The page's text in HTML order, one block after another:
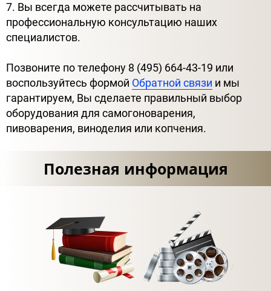
7. Вы всегда можете рассчитывать на
профессиональную консультацию наших
специалистов.
Позвоните по телефону 8 (495) 664-43-19 или
воспользуйтесь формой Обратной связи и мы
гарантируем, Вы сделаете правильный выбор
оборудования для самогоноварения,
пивоварения, виноделия или копчения.
Полезная информация